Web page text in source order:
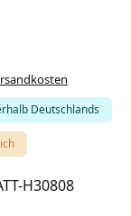
Deutschlands
H30808